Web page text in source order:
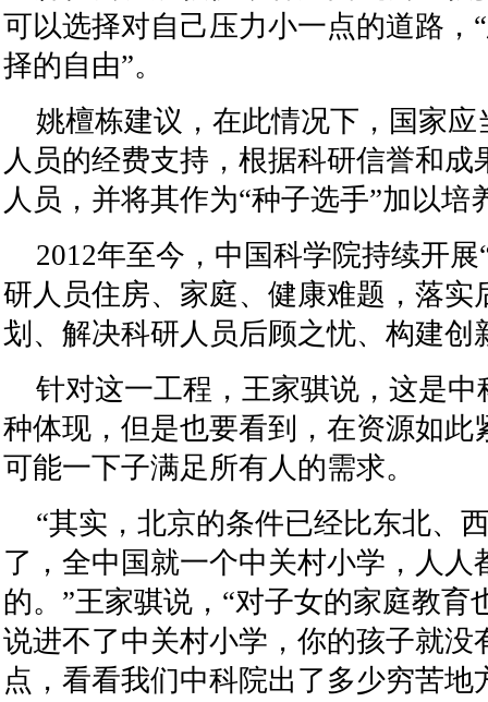
可以选择对自己压力小一点的道路，
择的自由”。
姚檀栋建议，在此情况下，国家
人员的经费支持，根据科研信誉和成
人员，并将其作为“种子选手”加以培
2012年至今，中国科学院持续开
研人员住房、家庭、健康难题，落实
划、解决科研人员后顾之忧、构建创
针对这一工程，王家骐说，这是
种体现，但是也要看到，在资源如此
可能一下子满足所有人的需求。
“其实，北京的条件已经比东北、
了，全中国就一个中关村小学，人人
的。”王家骐说，“对子女的家庭教育
说进不了中关村小学，你的孩子就没
点，看看我们中科院出了多少穷苦地